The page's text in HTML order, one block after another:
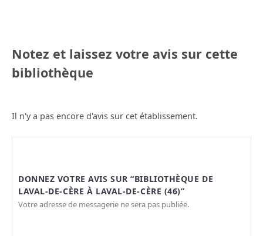
Notez et laissez votre avis sur cette
bibliothèque
Il n'y a pas encore d'avis sur cet établissement.
DONNEZ VOTRE AVIS SUR “BIBLIOTHÈQUE DE
LAVAL-DE-CÈRE À LAVAL-DE-CÈRE (46)”
Votre adresse de messagerie ne sera pas publiée.